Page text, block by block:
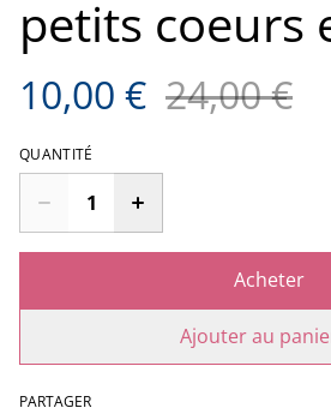
petits coeurs
10,00 € 24,00 €
QUANTITÉ
Acheter
Ajouter au
PARTAGER